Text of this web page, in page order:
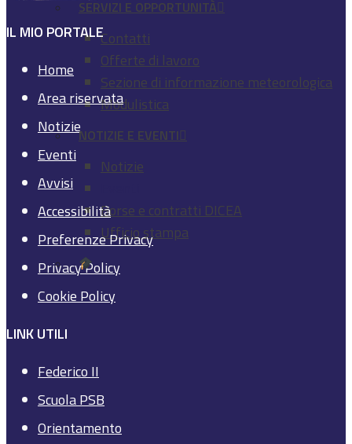
SERVIZI E OPPORTUNITÀ
Contatti
Offerte di lavoro
Sezione di informazione meteorologica
Modulistica
NOTIZIE E EVENTI
Notizie
Borse e contratti DICEA
Ufficio stampa
IL MIO PORTALE
Home
Area riservata
Notizie
Eventi
Avvisi
Accessibilità
Preferenze Privacy
Privacy Policy
Cookie Policy
LINK UTILI
Federico II
Scuola PSB
Orientamento